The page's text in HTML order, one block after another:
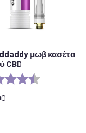
μωβ κασέτα
CBD